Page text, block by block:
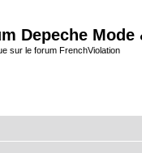
Depeche Mode
sur le forum FrenchViolation